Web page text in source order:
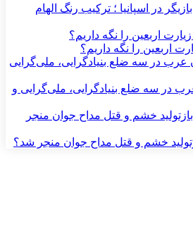
در اسپانیا ؛ ترکیب رنگ الهام
اربعین را نگه داریم؟
در سه ضلع بنیادگرایی، ملی‌گرایی و
خشم و قتل مداح جوان منجر شد؟